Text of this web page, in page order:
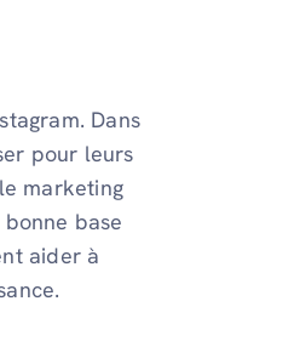
Dans
pour leurs
marketing
base
aider à